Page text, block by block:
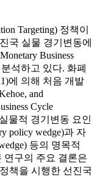
Targeting) 정책이
국 실물 경기변동에
Business
석하고 있다. 화폐
에 의해 처음 개발
and
Cycle
물적 경기변동 요인
policy wedge)과 자
등의 명목적
연구의 주요 결론은
책을 시행한 선진국